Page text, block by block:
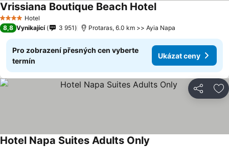
4 Počet hvězdiček
Hotel
Vrissiana Boutique Beach HotelUkázat ceny
8,8 Vynikající 3 951 Protaras, 6.0 km >> Ayia Napa
Pro zobrazení přesných cen vyberte
termín
Ukázat ceny
Sdílet
Hotel Napa Suites Adults Only